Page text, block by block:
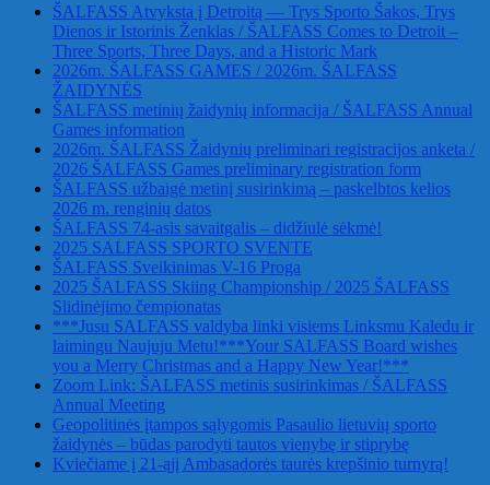
ŠALFASS Atvyksta į Detroitą — Trys Sporto Šakos, Trys
Dienos ir Istorinis Ženklas / ŠALFASS Comes to Detroit –
Three Sports, Three Days, and a Historic Mark
2026m. ŠALFASS GAMES / 2026m. ŠALFASS
ŽAIDYNĖS
ŠALFASS metinių žaidynių informacija / ŠALFASS Annual
Games information
2026m. ŠALFASS Žaidynių preliminari registracijos anketa /
2026 ŠALFASS Games preliminary registration form
ŠALFASS užbaigė metinį susirinkimą – paskelbtos kelios
2026 m. renginių datos
ŠALFASS 74-asis savaitgalis – didžiulė sėkmė!
2025 SALFASS SPORTO SVENTE
ŠALFASS Sveikinimas V-16 Proga
2025 ŠALFASS Skiing Championship / 2025 ŠALFASS
Slidinėjimo čempionatas
***Jusu SALFASS valdyba linki visiems Linksmu Kaledu ir
laimingu Naujuju Metu!***Your SALFASS Board wishes
you a Merry Christmas and a Happy New Year!***
Zoom Link: ŠALFASS metinis susirinkimas / ŠALFASS
Annual Meeting
Geopolitinės įtampos sąlygomis Pasaulio lietuvių sporto
žaidynės – būdas parodyti tautos vienybę ir stiprybę
Kviečiame į 21-ąjį Ambasadorės taurės krepšinio turnyrą!